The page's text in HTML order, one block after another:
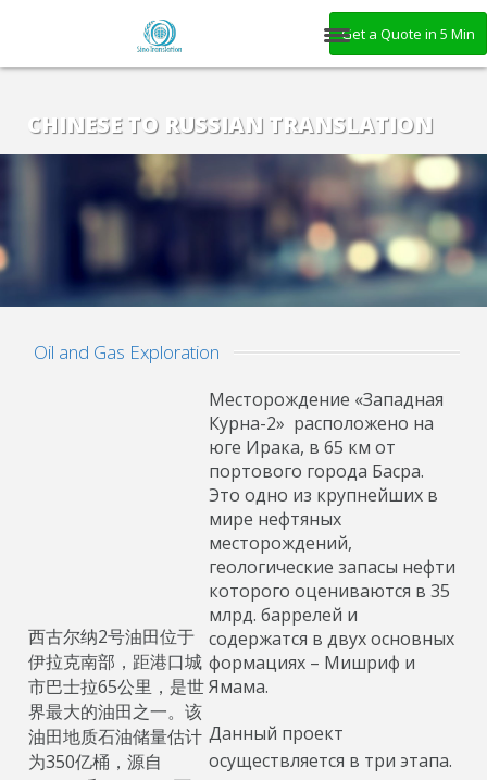
ABOUT US
GET A QUOTE
Get a Quote in 5 Min
CHINESE TO RUSSIAN TRANSLATION
Oil and Gas Exploration
西古尔纳2号油田位于
伊拉克南部，距港口城
市巴士拉65公里，是世
界最大的油田之一。该
油田地质石油储量估计
为350亿桶，源自
Месторождение «Западная
Курна-2» расположено на
юге Ирака, в 65 км от
портового города Басра.
Это одно из крупнейших в
мире нефтяных
месторождений,
геологические запасы нефти
которого оцениваются в 35
млрд. баррелей и
содержатся в двух основных
формациях – Мишриф и
Ямама.
Данный проект
осуществляется в три этапа.